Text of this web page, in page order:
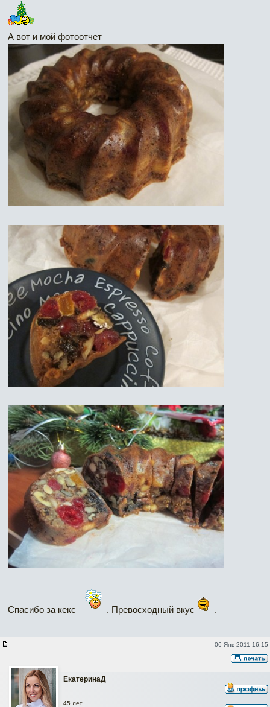
А вот и мой фотоотчет
Спасибо за кекс . Превосходный вкус .
06 Янв 2011 16:15
ЕкатеринаД
45 лет